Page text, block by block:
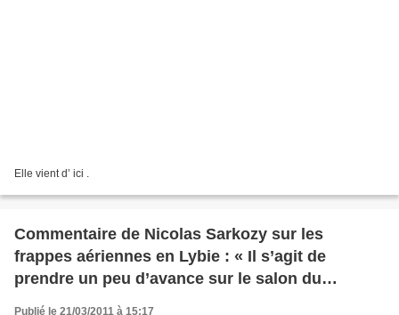
Elle vient d’ ici .
Commentaire de Nicolas Sarkozy sur les
frappes aériennes en Lybie : « Il s’agit de
prendre un peu d’avance sur le salon du
Bourget »
Publié le 21/03/2011 à 15:17